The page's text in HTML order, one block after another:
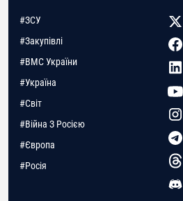
#ЗСУ
#Закупівлі
#ВМС України
#Україна
#Світ
#Війна З Росією
#Європа
#Росія